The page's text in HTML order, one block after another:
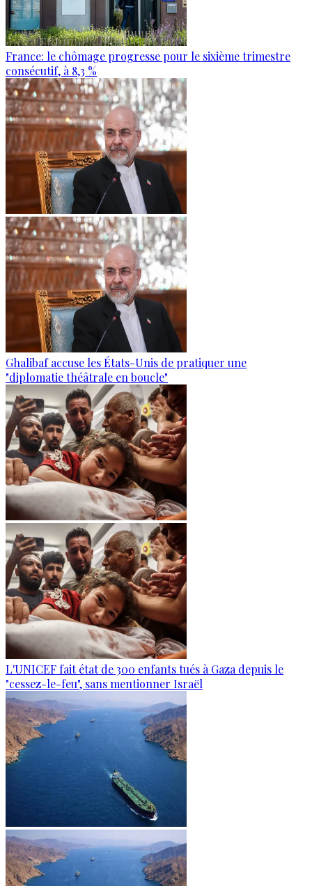
France: le chômage progresse pour le sixième trimestre
consécutif, à 8,3 %
Ghalibaf accuse les États-Unis de pratiquer une
"diplomatie théâtrale en boucle"
L'UNICEF fait état de 300 enfants tués à Gaza depuis le
"cessez-le-feu", sans mentionner Israël